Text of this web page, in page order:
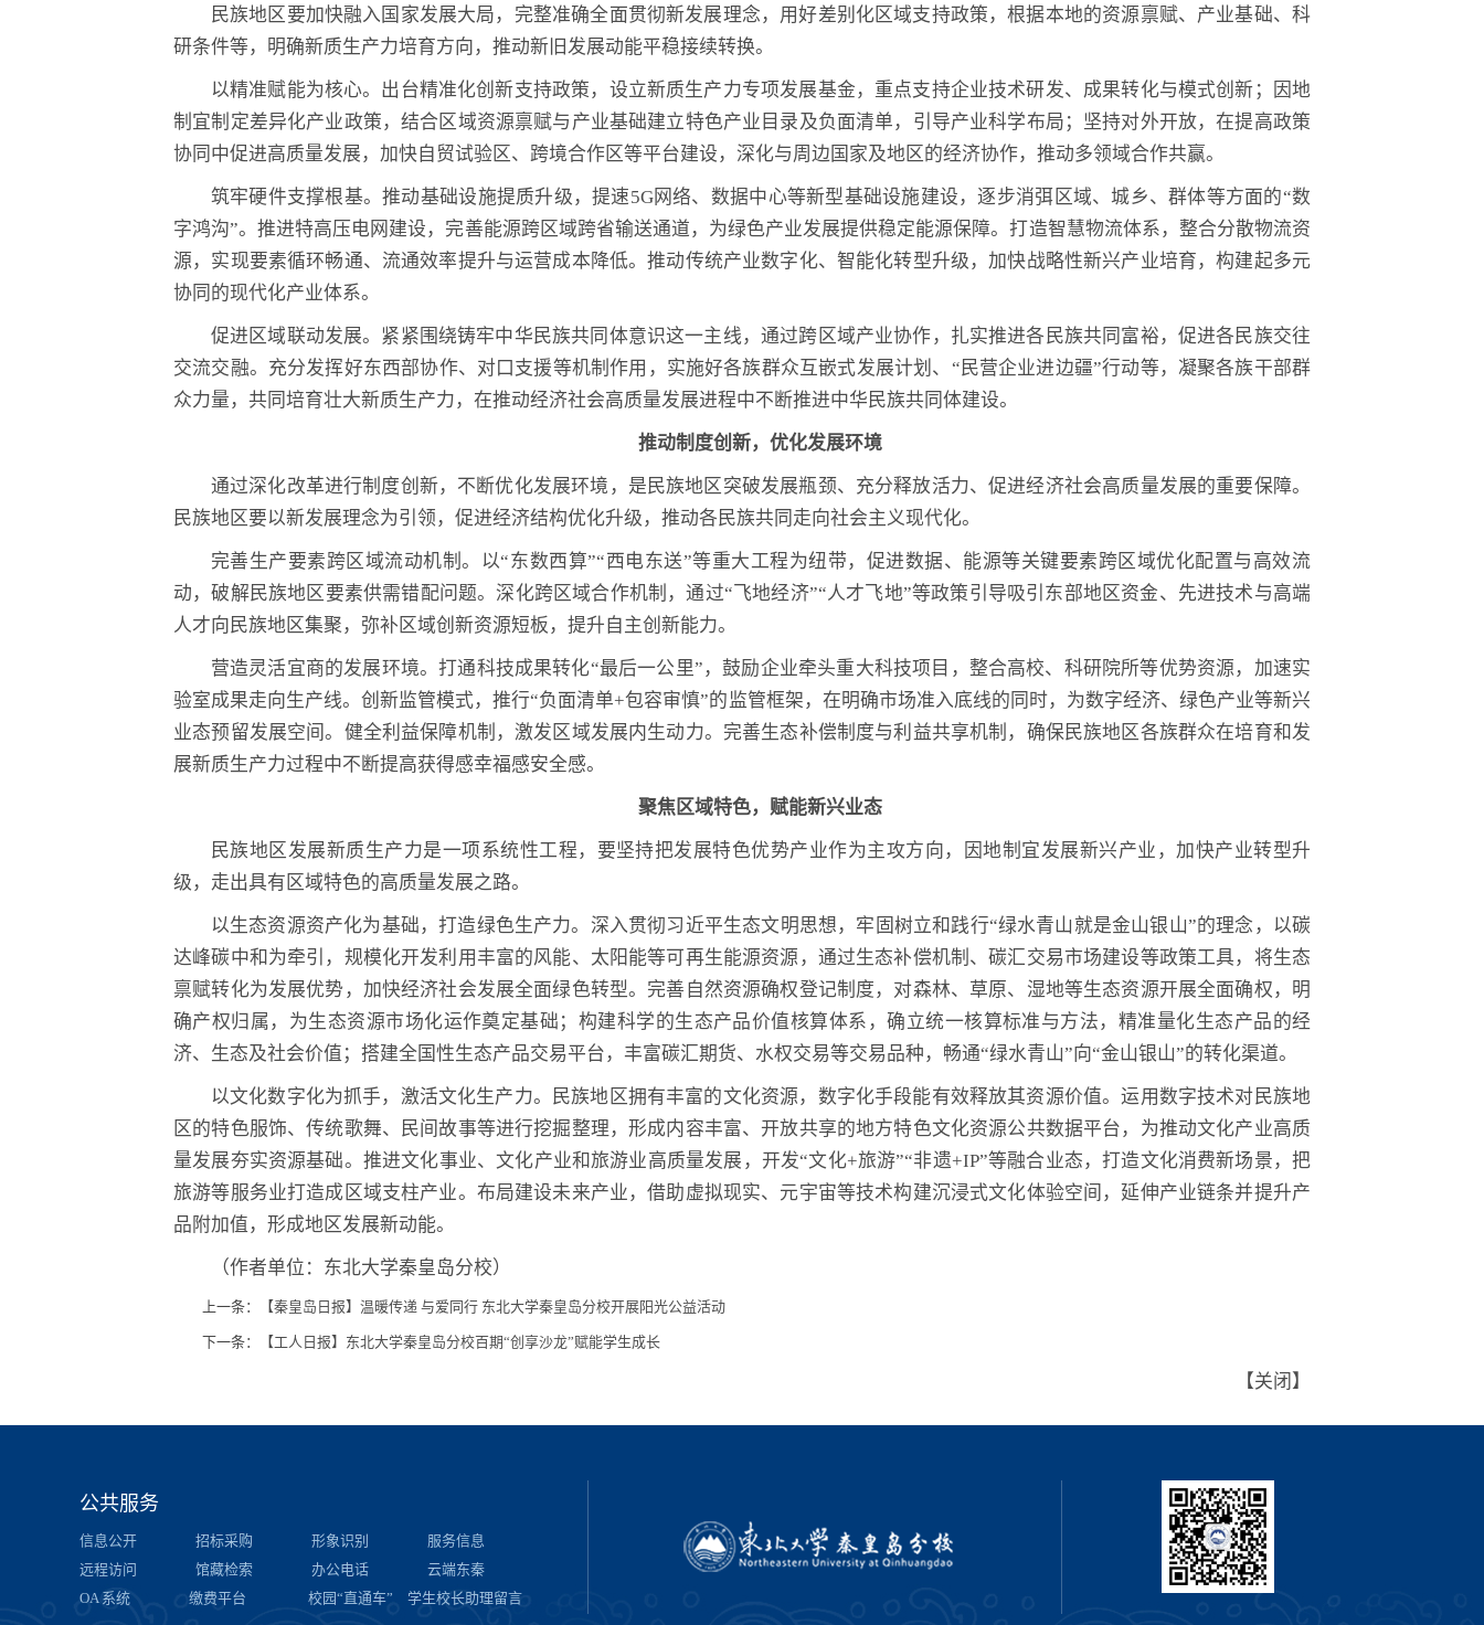
民族地区要加快融入国家发展大局，完整准确全面贯彻新发展理念，用好差别化区域支持政策，根据本地的资源禀赋、产业基础、科
研条件等，明确新质生产力培育方向，推动新旧发展动能平稳接续转换。
以精准赋能为核心。出台精准化创新支持政策，设立新质生产力专项发展基金，重点支持企业技术研发、成果转化与模式创新；因地
制宜制定差异化产业政策，结合区域资源禀赋与产业基础建立特色产业目录及负面清单，引导产业科学布局；坚持对外开放，在提高政策
协同中促进高质量发展，加快自贸试验区、跨境合作区等平台建设，深化与周边国家及地区的经济协作，推动多领域合作共赢。
筑牢硬件支撑根基。推动基础设施提质升级，提速5G网络、数据中心等新型基础设施建设，逐步消弭区域、城乡、群体等方面的“数
字鸿沟”。推进特高压电网建设，完善能源跨区域跨省输送通道，为绿色产业发展提供稳定能源保障。打造智慧物流体系，整合分散物流资
源，实现要素循环畅通、流通效率提升与运营成本降低。推动传统产业数字化、智能化转型升级，加快战略性新兴产业培育，构建起多元
协同的现代化产业体系。
促进区域联动发展。紧紧围绕铸牢中华民族共同体意识这一主线，通过跨区域产业协作，扎实推进各民族共同富裕，促进各民族交往
交流交融。充分发挥好东西部协作、对口支援等机制作用，实施好各族群众互嵌式发展计划、“民营企业进边疆”行动等，凝聚各族干部群
众力量，共同培育壮大新质生产力，在推动经济社会高质量发展进程中不断推进中华民族共同体建设。
推动制度创新，优化发展环境
通过深化改革进行制度创新，不断优化发展环境，是民族地区突破发展瓶颈、充分释放活力、促进经济社会高质量发展的重要保障。
民族地区要以新发展理念为引领，促进经济结构优化升级，推动各民族共同走向社会主义现代化。
完善生产要素跨区域流动机制。以“东数西算”“西电东送”等重大工程为纽带，促进数据、能源等关键要素跨区域优化配置与高效流
动，破解民族地区要素供需错配问题。深化跨区域合作机制，通过“飞地经济”“人才飞地”等政策引导吸引东部地区资金、先进技术与高端
人才向民族地区集聚，弥补区域创新资源短板，提升自主创新能力。
营造灵活宜商的发展环境。打通科技成果转化“最后一公里”，鼓励企业牵头重大科技项目，整合高校、科研院所等优势资源，加速实
验室成果走向生产线。创新监管模式，推行“负面清单+包容审慎”的监管框架，在明确市场准入底线的同时，为数字经济、绿色产业等新兴
业态预留发展空间。健全利益保障机制，激发区域发展内生动力。完善生态补偿制度与利益共享机制，确保民族地区各族群众在培育和发
展新质生产力过程中不断提高获得感幸福感安全感。
聚焦区域特色，赋能新兴业态
民族地区发展新质生产力是一项系统性工程，要坚持把发展特色优势产业作为主攻方向，因地制宜发展新兴产业，加快产业转型升
级，走出具有区域特色的高质量发展之路。
以生态资源资产化为基础，打造绿色生产力。深入贯彻习近平生态文明思想，牢固树立和践行“绿水青山就是金山银山”的理念，以碳
达峰碳中和为牵引，规模化开发利用丰富的风能、太阳能等可再生能源资源，通过生态补偿机制、碳汇交易市场建设等政策工具，将生态
禀赋转化为发展优势，加快经济社会发展全面绿色转型。完善自然资源确权登记制度，对森林、草原、湿地等生态资源开展全面确权，明
确产权归属，为生态资源市场化运作奠定基础；构建科学的生态产品价值核算体系，确立统一核算标准与方法，精准量化生态产品的经
济、生态及社会价值；搭建全国性生态产品交易平台，丰富碳汇期货、水权交易等交易品种，畅通“绿水青山”向“金山银山”的转化渠道。
以文化数字化为抓手，激活文化生产力。民族地区拥有丰富的文化资源，数字化手段能有效释放其资源价值。运用数字技术对民族地
区的特色服饰、传统歌舞、民间故事等进行挖掘整理，形成内容丰富、开放共享的地方特色文化资源公共数据平台，为推动文化产业高质
量发展夯实资源基础。推进文化事业、文化产业和旅游业高质量发展，开发“文化+旅游”“非遗+IP”等融合业态，打造文化消费新场景，把
旅游等服务业打造成区域支柱产业。布局建设未来产业，借助虚拟现实、元宇宙等技术构建沉浸式文化体验空间，延伸产业链条并提升产
品附加值，形成地区发展新动能。
（作者单位：东北大学秦皇岛分校）
上一条： 【秦皇岛日报】温暖传递 与爱同行 东北大学秦皇岛分校开展阳光公益活动
下一条： 【工人日报】东北大学秦皇岛分校百期“创享沙龙”赋能学生成长
【关闭】
公共服务
信息公开 招标采购 形象识别
服务信息
远程访问
馆藏检索 办公电话
云端东秦
OA 系统
缴费平台 校园“直通车” 学生校长助理留言